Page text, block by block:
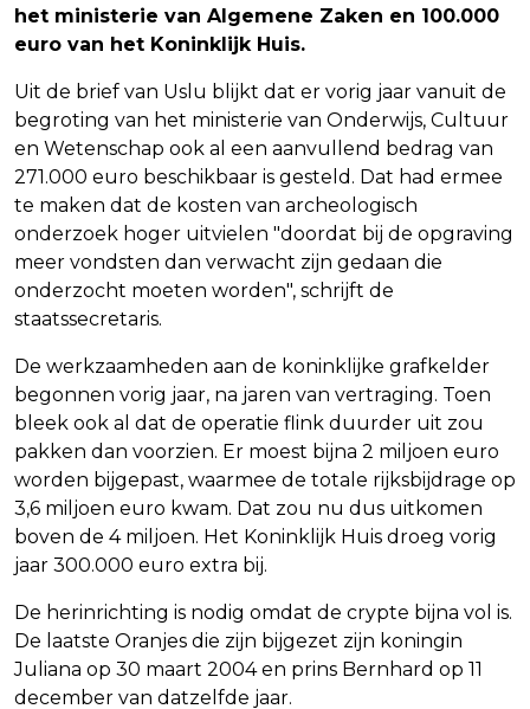
het ministerie van Algemene Zaken en 100.000
euro van het Koninklijk Huis.
Uit de brief van Uslu blijkt dat er vorig jaar vanuit de
begroting van het ministerie van Onderwijs, Cultuur
en Wetenschap ook al een aanvullend bedrag van
271.000 euro beschikbaar is gesteld. Dat had ermee
te maken dat de kosten van archeologisch
onderzoek hoger uitvielen "doordat bij de opgraving
meer vondsten dan verwacht zijn gedaan die
onderzocht moeten worden", schrijft de
staatssecretaris.
De werkzaamheden aan de koninklijke grafkelder
begonnen vorig jaar, na jaren van vertraging. Toen
bleek ook al dat de operatie flink duurder uit zou
pakken dan voorzien. Er moest bijna 2 miljoen euro
worden bijgepast, waarmee de totale rijksbijdrage op
3,6 miljoen euro kwam. Dat zou nu dus uitkomen
boven de 4 miljoen. Het Koninklijk Huis droeg vorig
jaar 300.000 euro extra bij.
De herinrichting is nodig omdat de crypte bijna vol is.
De laatste Oranjes die zijn bijgezet zijn koningin
Juliana op 30 maart 2004 en prins Bernhard op 11
december van datzelfde jaar.